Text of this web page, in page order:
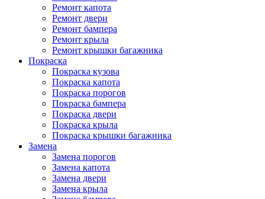
Ремонт капота
Ремонт двери
Ремонт бампера
Ремонт крыла
Ремонт крышки багажника
Покраска
Покраска кузова
Покраска капота
Покраска порогов
Покраска бампера
Покраска двери
Покраска крыла
Покраска крышки багажника
Замена
Замена порогов
Замена капота
Замена двери
Замена крыла